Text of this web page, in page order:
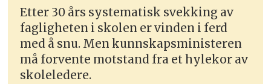
Etter 30 års systematisk svekking av
fagligheten i skolen er vinden i ferd
med å snu. Men kunnskapsministeren
må forvente motstand fra et hylekor av
skoleledere.